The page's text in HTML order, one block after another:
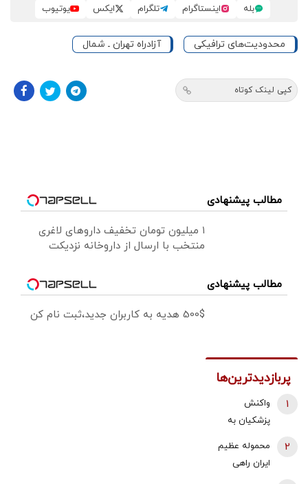
بله
اینستاگرام تلگرام ایکس یوتیوب
محدودیت‌های ترافیکی آزادراه تهران ـ شمال
کپی لینک کوتاه
مطالب پیشنهادی
۱ میلیون تومان تخفیف داروهای لاغری
منتخب با ارسال از داروخانه نزدیکت
مطالب پیشنهادی
500$ هدیه به کاربران جدید،ثبت نام کن
پربازدیدترین‌ها
واکنش
پزشکیان به
دبیری شعام/
1
محموله عظیم
ایران راهی
2